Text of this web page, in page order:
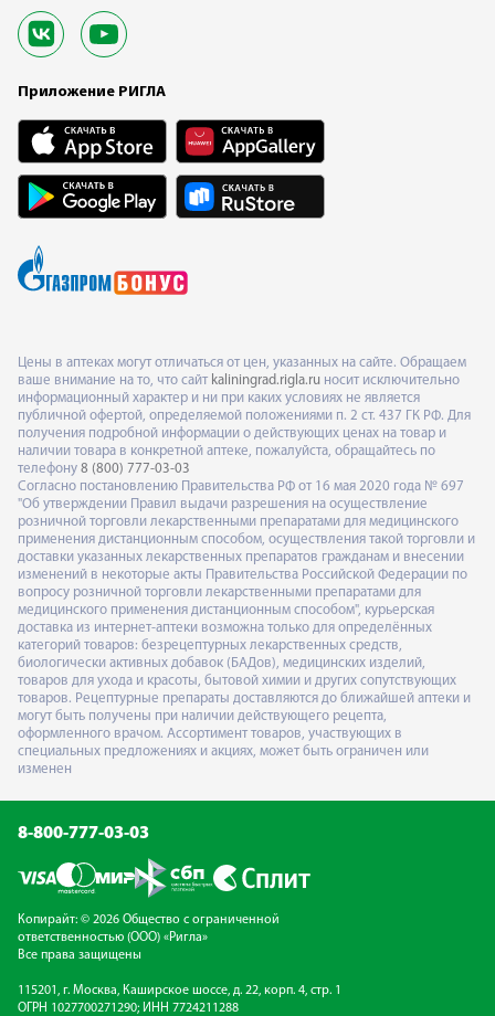
Приложение РИГЛА
Цены в аптеках могут отличаться от цен, указанных на сайте. Обращаем
ваше внимание на то, что сайт kaliningrad.rigla.ru носит исключительно
информационный характер и ни при каких условиях не является
публичной офертой, определяемой положениями п. 2 ст. 437 ГК РФ. Для
получения подробной информации о действующих ценах на товар и
наличии товара в конкретной аптеке, пожалуйста, обращайтесь по
телефону 8 (800) 777-03-03
Согласно постановлению Правительства РФ от 16 мая 2020 года № 697
"Об утверждении Правил выдачи разрешения на осуществление
розничной торговли лекарственными препаратами для медицинского
применения дистанционным способом, осуществления такой торговли и
доставки указанных лекарственных препаратов гражданам и внесении
изменений в некоторые акты Правительства Российской Федерации по
вопросу розничной торговли лекарственными препаратами для
медицинского применения дистанционным способом", курьерская
доставка из интернет-аптеки возможна только для определённых
категорий товаров: безрецептурных лекарственных средств,
биологически активных добавок (БАДов), медицинских изделий,
товаров для ухода и красоты, бытовой химии и других сопутствующих
товаров. Рецептурные препараты доставляются до ближайшей аптеки и
могут быть получены при наличии действующего рецепта,
оформленного врачом. Ассортимент товаров, участвующих в
специальных предложениях и акциях, может быть ограничен или
изменен
8-800-777-03-03
Копирайт: © 2026 Общество с ограниченной
ответственностью (ООО) «Ригла»
Все права защищены
115201, г. Москва, Каширское шоссе, д. 22, корп. 4, стр. 1
ОГРН 1027700271290; ИНН 7724211288